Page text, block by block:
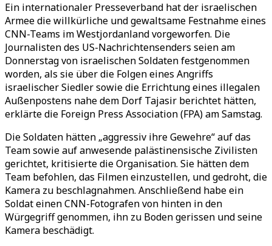
Ein internationaler Presseverband hat der israelischen
Armee die willkürliche und gewaltsame Festnahme eines
CNN-Teams im Westjordanland vorgeworfen. Die
Journalisten des US-Nachrichtensenders seien am
Donnerstag von israelischen Soldaten festgenommen
worden, als sie über die Folgen eines Angriffs
israelischer Siedler sowie die Errichtung eines illegalen
Außenpostens nahe dem Dorf Tajasir berichtet hätten,
erklärte die Foreign Press Association (FPA) am Samstag.
Die Soldaten hätten „aggressiv ihre Gewehre“ auf das
Team sowie auf anwesende palästinensische Zivilisten
gerichtet, kritisierte die Organisation. Sie hätten dem
Team befohlen, das Filmen einzustellen, und gedroht, die
Kamera zu beschlagnahmen. Anschließend habe ein
Soldat einen CNN-Fotografen von hinten in den
Würgegriff genommen, ihn zu Boden gerissen und seine
Kamera beschädigt.